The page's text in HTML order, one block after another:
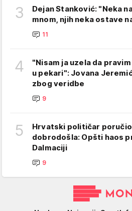
3
Dejan Stanković: "Neka
mnom, njih neka ostave
11
4
"Nisam ja uzela da
u pekari": Jovana
zbog veridbe
9
5
Hrvatski političar poručio
dobrodošla: Opšti haos
Dalmaciji
9